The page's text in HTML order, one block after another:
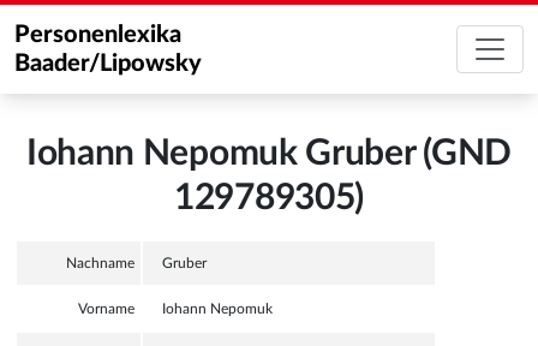
Personenlexika
Baader/Lipowsky
Iohann Nepomuk Gruber (GND
129789305)
Nachname Gruber
Vorname Iohann Nepomuk